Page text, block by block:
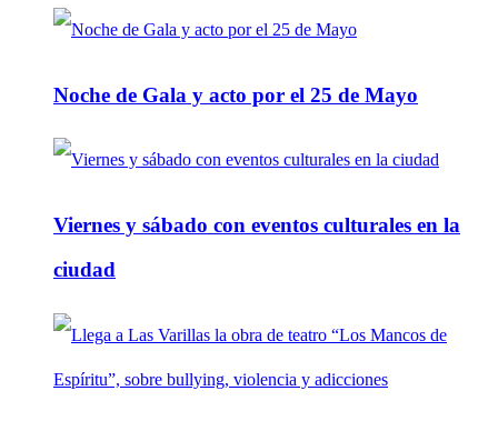
Noche de Gala y acto por el 25 de Mayo
Viernes y sábado con eventos culturales en la
ciudad